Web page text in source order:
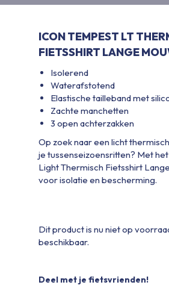
ICON TEMPEST LT
FIETSSHIRT LANGE
Isolerend
Waterafstotend
Elastische tailleband met
Zachte manchetten
3 open achterzakken
Op zoek naar een licht
je tussenseizoensritten? Met
Light Thermisch Fietsshirt
voor isolatie en bescherming.
Dit product is nu niet op
beschikbaar.
Deel met je fietsvrienden!